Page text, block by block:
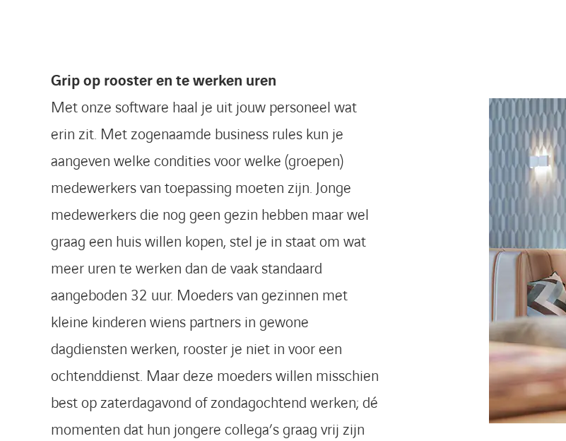
Grip op rooster en te werken uren
Met onze software haal je uit jouw personeel wat
erin zit. Met zogenaamde business rules kun je
aangeven welke condities voor welke (groepen)
medewerkers van toepassing moeten zijn. Jonge
medewerkers die nog geen gezin hebben maar wel
graag een huis willen kopen, stel je in staat om wat
meer uren te werken dan de vaak standaard
aangeboden 32 uur. Moeders van gezinnen met
kleine kinderen wiens partners in gewone
dagdiensten werken, rooster je niet in voor een
ochtenddienst. Maar deze moeders willen misschien
best op zaterdagavond of zondagochtend werken; dé
momenten dat hun jongere collega’s graag vrij zijn